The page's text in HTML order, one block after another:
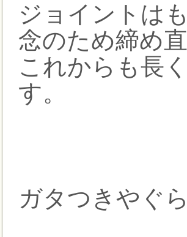
ジョイントは
念のため締め
これからも長
す。
ガタつきやぐ